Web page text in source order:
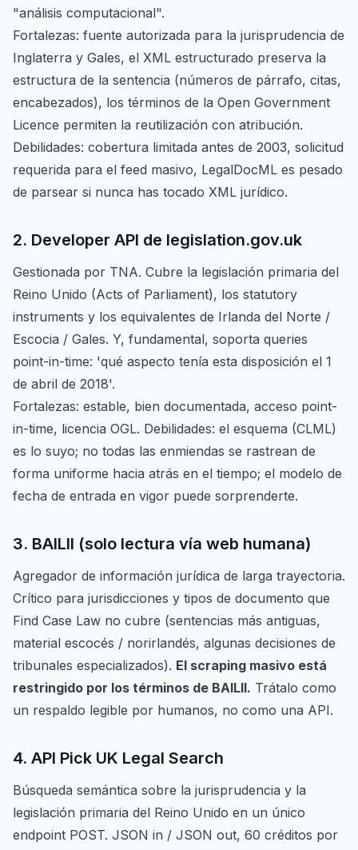
"análisis computacional".
Fortalezas: fuente autorizada para la jurisprudencia de
Inglaterra y Gales, el XML estructurado preserva la
estructura de la sentencia (números de párrafo, citas,
encabezados), los términos de la Open Government
Licence permiten la reutilización con atribución.
Debilidades: cobertura limitada antes de 2003, solicitud
requerida para el feed masivo, LegalDocML es pesado
de parsear si nunca has tocado XML jurídico.
2. Developer API de legislation.gov.uk
Gestionada por TNA. Cubre la legislación primaria del
Reino Unido (Acts of Parliament), los statutory
instruments y los equivalentes de Irlanda del Norte /
Escocia / Gales. Y, fundamental, soporta queries
point-in-time: 'qué aspecto tenía esta disposición el 1
de abril de 2018'.
Fortalezas: estable, bien documentada, acceso point-
in-time, licencia OGL. Debilidades: el esquema (CLML)
es lo suyo; no todas las enmiendas se rastrean de
forma uniforme hacia atrás en el tiempo; el modelo de
fecha de entrada en vigor puede sorprenderte.
3. BAILII (solo lectura vía web humana)
Agregador de información jurídica de larga trayectoria.
Crítico para jurisdicciones y tipos de documento que
Find Case Law no cubre (sentencias más antiguas,
material escocés / norirlandés, algunas decisiones de
tribunales especializados). El scraping masivo está
restringido por los términos de BAILII. Trátalo como
un respaldo legible por humanos, no como una API.
4. API Pick UK Legal Search
Búsqueda semántica sobre la jurisprudencia y la
legislación primaria del Reino Unido en un único
endpoint POST. JSON in / JSON out, 60 créditos por